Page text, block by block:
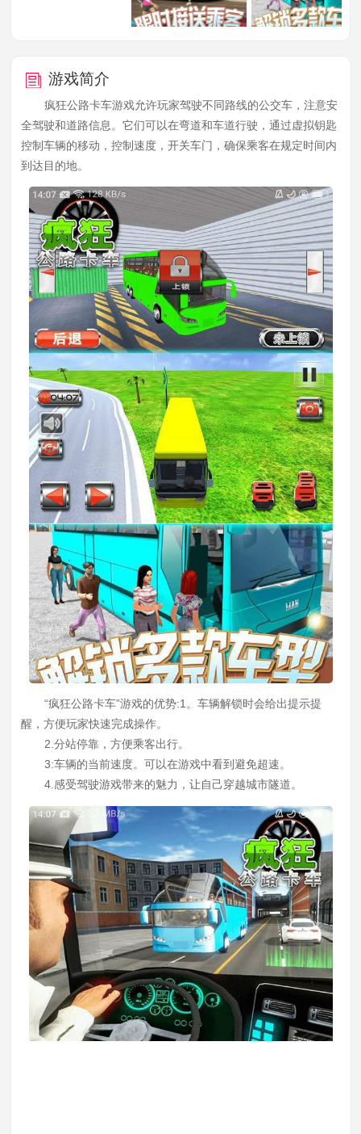
游戏简介
疯狂公路卡车游戏允许玩家驾驶不同路线的公交车，注意安
全驾驶和道路信息。它们可以在弯道和车道行驶，通过虚拟钥匙
控制车辆的移动，控制速度，开关车门，确保乘客在规定时间内
到达目的地。
“疯狂公路卡车”游戏的优势:1。车辆解锁时会给出提示提
醒，方便玩家快速完成操作。
2.分站停靠，方便乘客出行。
3:车辆的当前速度。可以在游戏中看到避免超速。
4.感受驾驶游戏带来的魅力，让自己穿越城市隧道。